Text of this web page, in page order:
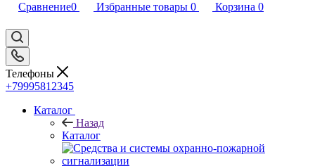
Сравнение0 Избранные товары 0 Корзина 0
Телефоны
+79995812345
Каталог
Назад
Каталог